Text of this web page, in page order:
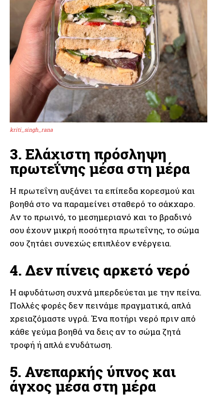
kriti_singh_rana
3. Ελάχιστη πρόσληψη
πρωτεΐνης μέσα στη μέρα
Η πρωτεΐνη αυξάνει τα επίπεδα κορεσμού και
βοηθά στο να παραμείνει σταθερό το σάκχαρο.
Αν το πρωινό, το μεσημεριανό και το βραδινό
σου έχουν μικρή ποσότητα πρωτεΐνης, το σώμα
σου ζητάει συνεχώς επιπλέον ενέργεια.
4. Δεν πίνεις αρκετό νερό
Η αφυδάτωση συχνά μπερδεύεται με την πείνα.
Πολλές φορές δεν πεινάμε πραγματικά, απλά
χρειαζόμαστε υγρά. Ένα ποτήρι νερό πριν από
κάθε γεύμα βοηθά να δεις αν το σώμα ζητά
τροφή ή απλά ενυδάτωση.
5. Ανεπαρκής ύπνος και
άγχος μέσα στη μέρα